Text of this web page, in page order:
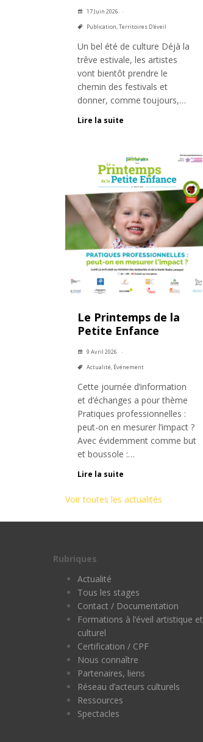
17 Juin 2026
Publication,Territoires D'éveil
Un bel été de culture Déjà la
trêve estivale, les artistes
vont bientôt prendre le
chemin des festivals et
donner, comme toujours,…
Lire la suite
Le Printemps de la
Petite Enfance
9 Avril 2026
Actualité, Événement
Cette journée d’information
et d’échanges a pour thème
Pratiques professionnelles :
peut-on en mesurer l’impact ?
Avec évidemment comme but
et boussole :…
Lire la suite
Voir toutes les actualités
Rubriques
Actualité
Tous les stages
Contact / Documentation
Formations à l’éveil artistique et
culturel
Certification / CPF
Nous connaître
Partenaires, liens
Réseau d’acteurs culturels
Ressources
Spectacles